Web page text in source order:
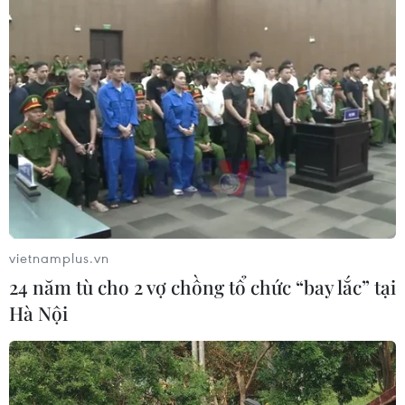
Đội tuyển Futsal Việt Nam gây bất
ngờ trước đội xếp hạng 7 thế giới
01/08/2026 14:55
Xem trực tiếp trận Thái Lan-
Malaysia tại ASEAN Cup 2026 trên
kênh nào?
01/08/2026 08:41
Singapore, điều gì đang xảy ra với
tuyển Việt Nam?
vietnamplus.vn
24 năm tù cho 2 vợ chồng tổ chức “bay lắc” tại
Hà Nội